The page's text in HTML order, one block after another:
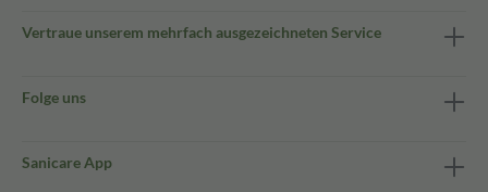
Vertraue unserem mehrfach ausgezeichneten Service
Folge uns
Sanicare App